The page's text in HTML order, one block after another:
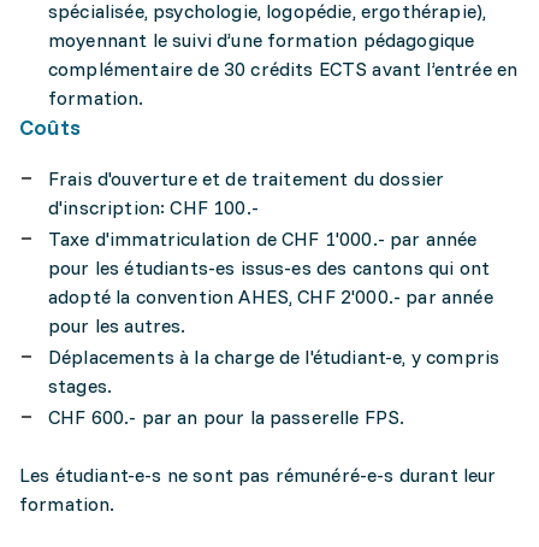
spécialisée, psychologie, logopédie, ergothérapie),
moyennant le suivi d’une formation pédagogique
complémentaire de 30 crédits ECTS avant l’entrée en
formation.
Coûts
Frais d'ouverture et de traitement du dossier
d'inscription: CHF 100.-
Taxe d'immatriculation de CHF 1'000.- par année
pour les étudiants-es issus-es des cantons qui ont
adopté la convention AHES, CHF 2'000.- par année
pour les autres.
Déplacements à la charge de l'étudiant-e, y compris
stages.
CHF 600.- par an pour la passerelle FPS.
Les étudiant-e-s ne sont pas rémunéré-e-s durant leur
formation.